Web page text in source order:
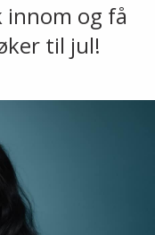
innom og få
til jul!